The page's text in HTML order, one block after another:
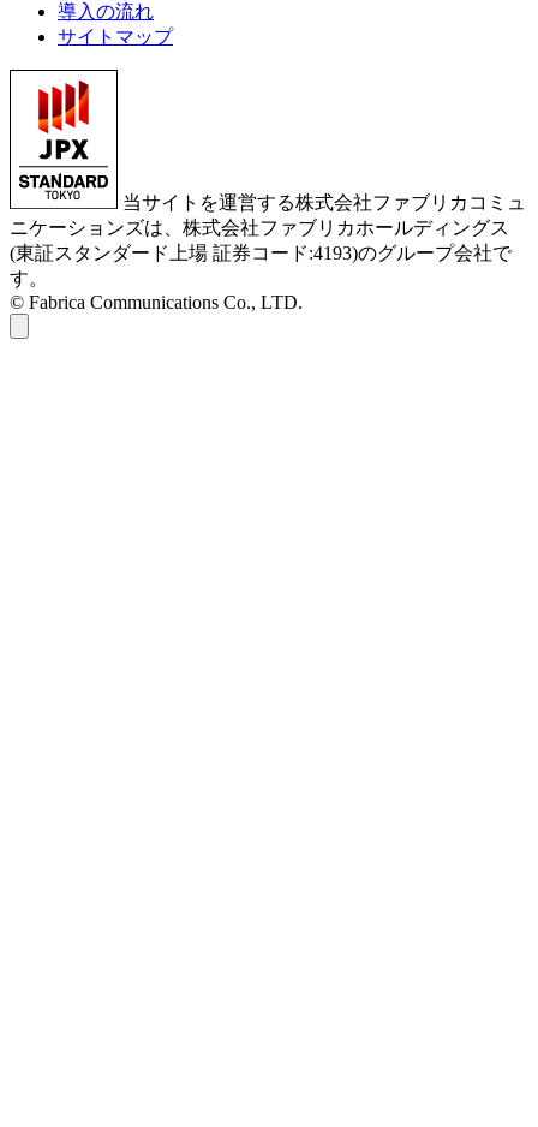
導入の流れ
サイトマップ
当サイトを運営する株式会社ファブリカコミュ
ニケーションズは、株式会社ファブリカホールディングス
(東証スタンダード上場 証券コード:4193)のグループ会社で
す。
© Fabrica Communications Co., LTD.